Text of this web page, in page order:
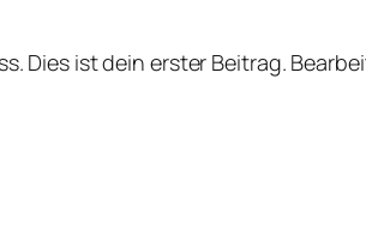
Dies ist dein erster Beitrag.